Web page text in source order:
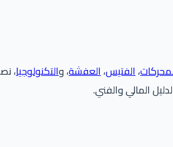
،الفتيس،العفشة، والتكنولوجيا،
المالي والفني.